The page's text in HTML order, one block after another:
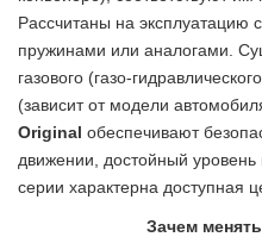
Рассчитаны на эксплуатацию
пружинами или аналогами.
газового (газо-
(зависит от модели
Original обеспечивают
движении, достойный
серии характерна доступная
Зачем